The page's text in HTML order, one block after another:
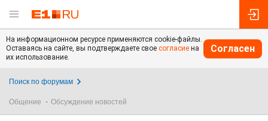
На информационном ресурсе применяются cookie-файлы.
Оставаясь на сайте, вы подтверждаете свое согласие на
их использование.
Согласен
Поиск по форумам
Общение Обсуждение новостей